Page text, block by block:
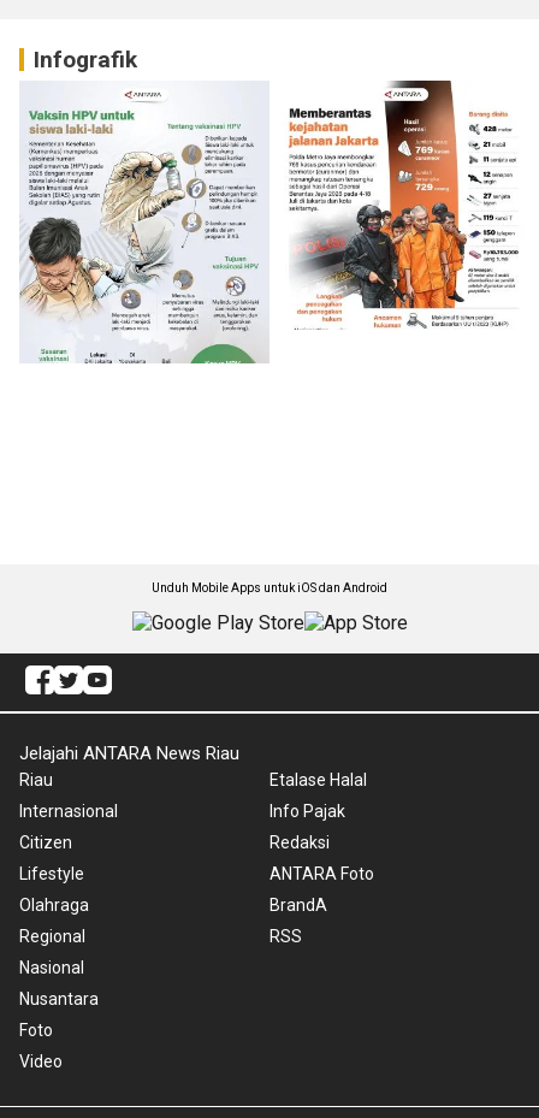
Infografik
Unduh Mobile Apps untuk iOS dan Android
Jelajahi ANTARA News Riau
Riau
Internasional
Citizen
Lifestyle
Olahraga
Regional
Nasional
Nusantara
Foto
Video
Etalase Halal
Info Pajak
Redaksi
ANTARA Foto
BrandA
RSS